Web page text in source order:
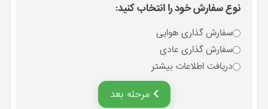
نوع سفارش خود را انتخاب کنید:
سفارش گذاری هوایی
سفارش گذاری عادی
دریافت اطلاعات بیشتر
مرحله بعد